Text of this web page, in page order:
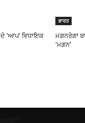
‘ਆਪ’ ਵਿਧਾਇਕ
ਭਾਰਤ
ਮਗਨਰੇਗਾ
‘ਮਗਨ’